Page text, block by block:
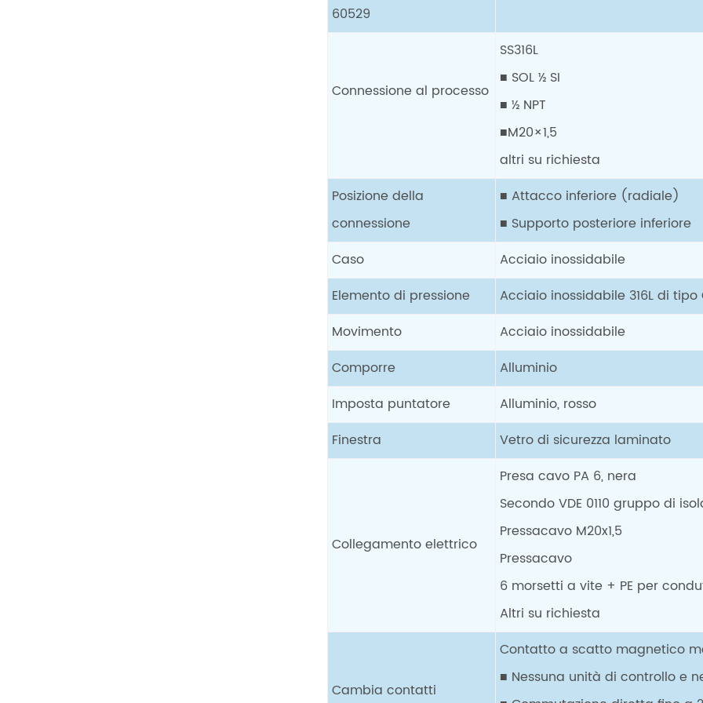
60529
Connessione al processo
SS316L
■ SOL ½ SI
■ ½ NPT
■M20×1,5
altri su richiesta
Posizione della
connessione
■ Attacco inferiore (radiale)
■ Supporto posteriore inferiore
Caso
Acciaio inossidabile
Elemento di pressione
Acciaio inossidabile 316L di
Movimento
Acciaio inossidabile
Comporre
Alluminio
Imposta puntatore
Alluminio, rosso
Finestra
Vetro di sicurezza laminato
Collegamento elettrico
Presa cavo PA 6, nera
Secondo VDE 0110 gruppo di
Pressacavo M20x1,5
Pressacavo
6 morsetti a vite + PE per
Altri su richiesta
Cambia contatti
Contatto a scatto magnetico
■ Nessuna unità di controllo e